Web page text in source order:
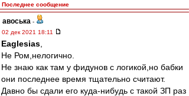
Последнее сообщение
авоська -
02 дек 2021 18:11
Eaglesias
Не Ром,нелогично.
Не знаю как там у фидунов с логикой,но бабки
они последнее время тщательно считают.
Давно бы сдали его куда-нибудь с такой ЗП раз